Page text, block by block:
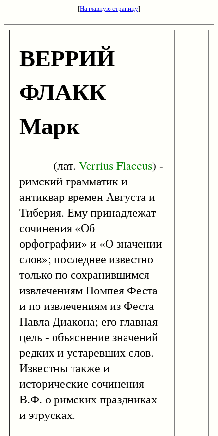
[На главную страницу]
ВЕРРИЙ
ФЛАКК
Марк
(лат. VerriusFlaccus) -
римский грамматик и
антиквар времен Августа и
Тиберия. Ему принадлежат
сочинения «Об
орфографии» и «О значении
слов»; последнее известно
только по сохранившимся
извлечениям Помпея Феста
и по извлечениям из Феста
Павла Диакона; его главная
цель - объяснение значений
редких и устаревших слов.
Известны также и
исторические сочинения
В.Ф. о римских праздниках
и этрусках.